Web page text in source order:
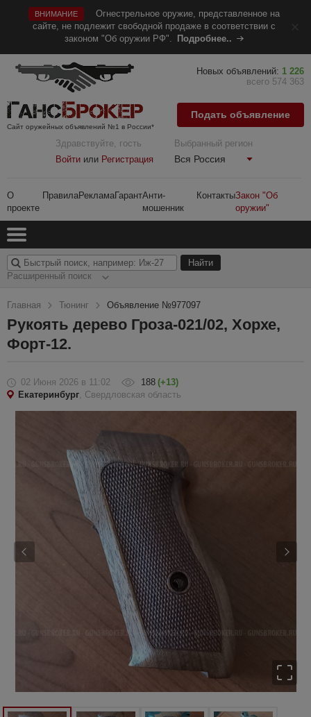
ВНИМАНИЕ
Огнестрельное оружие, представленное на
сайте, не подлежит свободной продаже в соответствии с
законом "Об оружии РФ".
Подробнее..
Сайт оружейных объявлений №1 в России*
Здравствуйте, гость
Войти или Регистрация
Выбранный регион
Вся Россия
О
проекте
ПравилаРекламаГарантАнти-
мошенник
КонтактыЗакон "Об
оружии"
Новых объявлений: 1 226
всего 574 363
Подать объявление
Расширенный поиск
Главная Тюнинг Объявление №977097
Рукоять дерево Гроза-021/02, Хорхе,
Форт-12.
02 Июня 2026 в 11:02 188 (+13)
Екатеринбург, Свердловская область